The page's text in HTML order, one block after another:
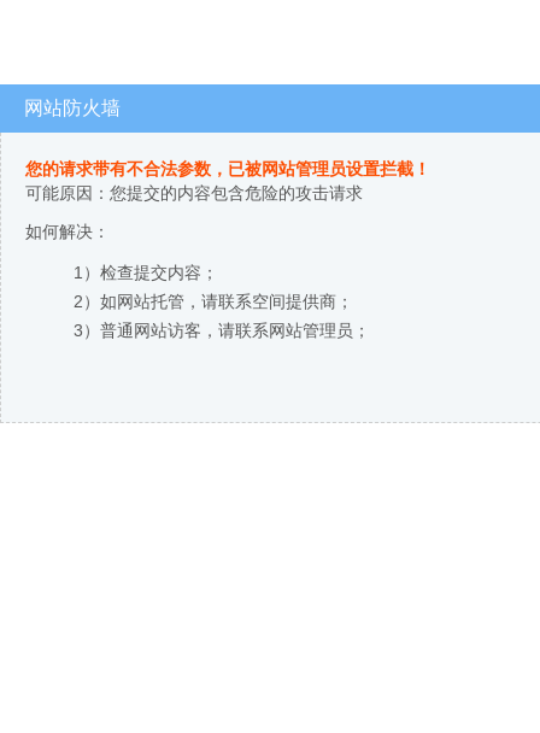
网站防火墙
您的请求带有不合法参数，已被网站管理员设置拦截！
可能原因：您提交的内容包含危险的攻击请求
如何解决：
1）检查提交内容；
2）如网站托管，请联系空间提供商；
3）普通网站访客，请联系网站管理员；